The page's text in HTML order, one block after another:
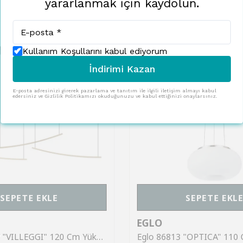
SEPETE EKLE
Eglo 902167 "VILLEGGI" 120 Cm Yüksekliğinde Alüminyum Çelik Sarkıt Avize
SEPETE EKLE
EGLO
yararlanmak için kaydolun.
Kullanım Koşullarını kabul ediyorum
İndirimi Kazan
E-posta adresinizi girerek pazarlama ve tanıtım ile ilgili iletişim almayı kabul
edersiniz ve Gizlilik Politikamızı okuduğunuzu ve kabul ettiğinizi onaylarsınız.